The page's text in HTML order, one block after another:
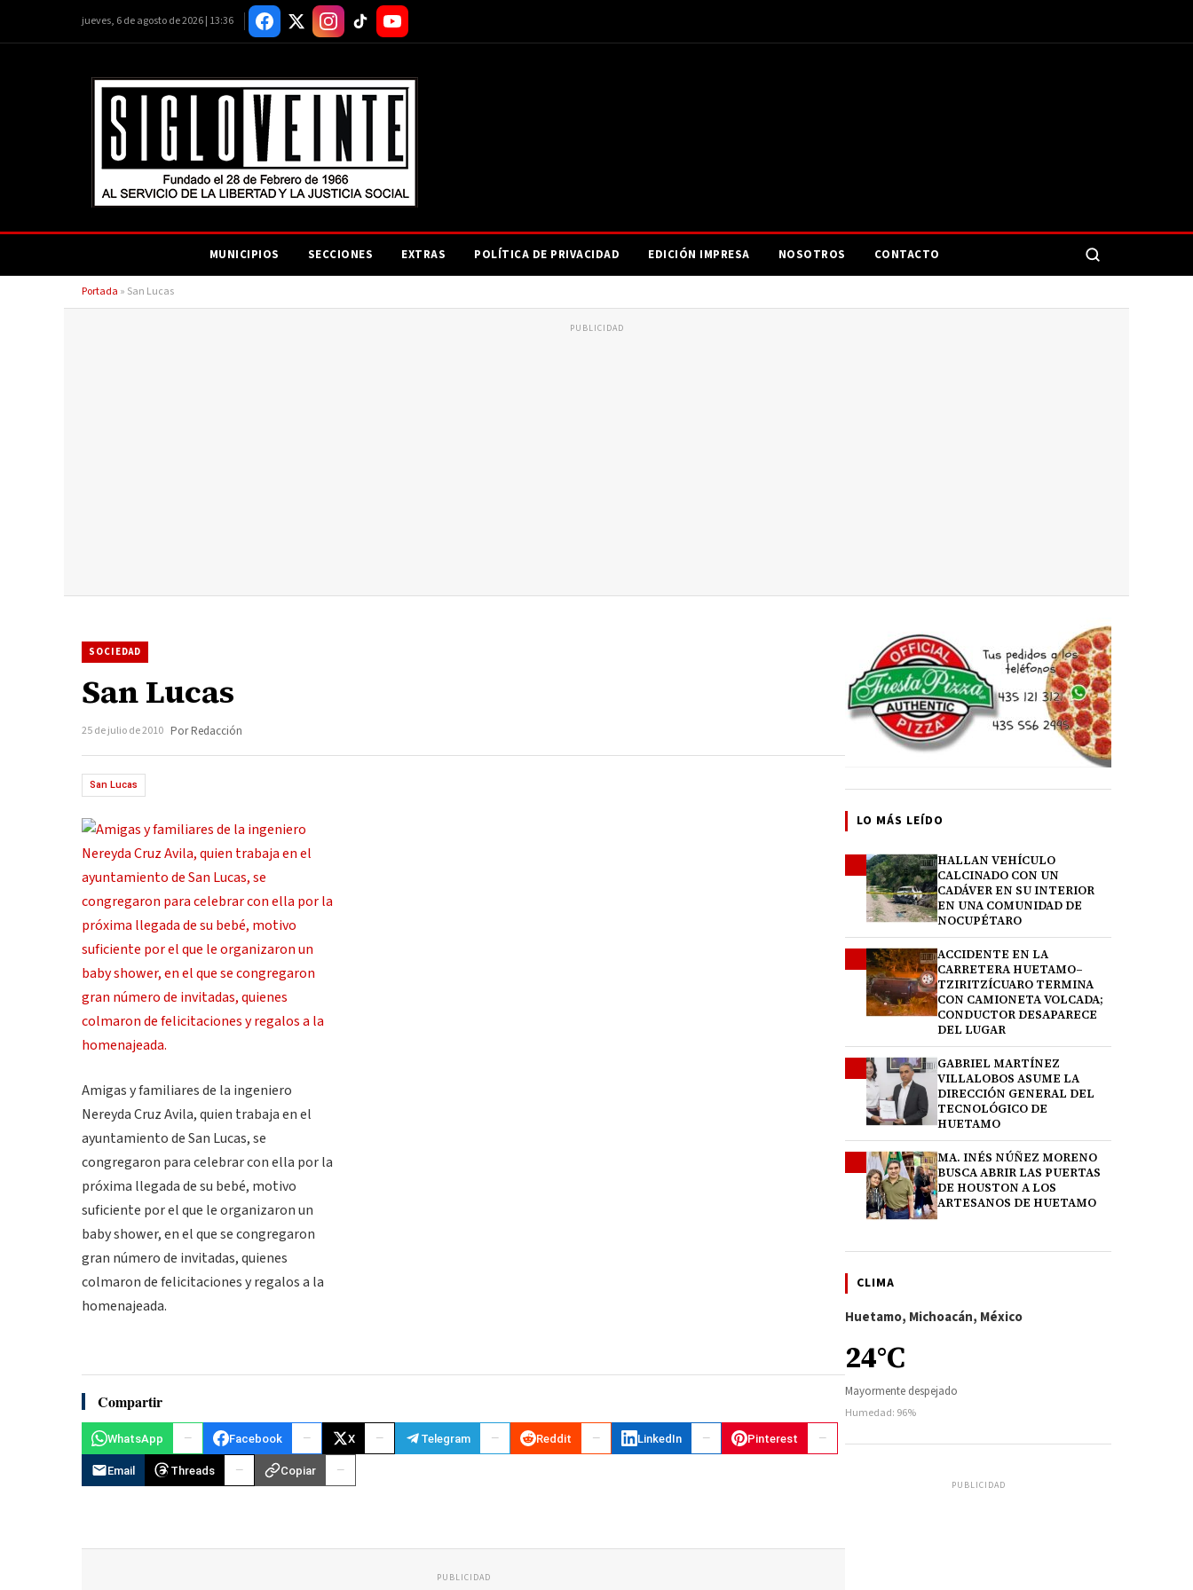
jueves, 6 de agosto de 2026 | 13:36
MUNICIPIOS SECCIONES EXTRAS POLÍTICA DE PRIVACIDAD EDICIÓN IMPRESA NOSOTROS CONTACTO
Portada » San Lucas
PUBLICIDAD
SOCIEDAD
San Lucas
25 de julio de 2010 Por Redacción
San Lucas
Amigas y familiares de la ingeniero
Nereyda Cruz Avila, quien trabaja en el
ayuntamiento de San Lucas, se
congregaron para celebrar con ella por la
próxima llegada de su bebé, motivo
suficiente por el que le organizaron un
baby shower, en el que se congregaron
gran número de invitadas, quienes
colmaron de felicitaciones y regalos a la
homenajeada.
Compartir
WhatsApp Facebook X Telegram Reddit LinkedIn Pinterest
Email Threads Copiar
PUBLICIDAD
LO MÁS LEÍDO
HALLAN VEHÍCULO
CALCINADO CON UN
CADÁVER EN SU INTERIOR
EN UNA COMUNIDAD DE
NOCUPÉTARO
ACCIDENTE EN LA
CARRETERA HUETAMO–
TZIRITZÍCUARO TERMINA
CON CAMIONETA VOLCADA;
CONDUCTOR DESAPARECE
DEL LUGAR
GABRIEL MARTÍNEZ
VILLALOBOS ASUME LA
DIRECCIÓN GENERAL DEL
TECNOLÓGICO DE
HUETAMO
MA. INÉS NÚÑEZ MORENO
BUSCA ABRIR LAS PUERTAS
DE HOUSTON A LOS
ARTESANOS DE HUETAMO
CLIMA
Huetamo, Michoacán, México
24°C
Mayormente despejado
Humedad: 96%
PUBLICIDAD